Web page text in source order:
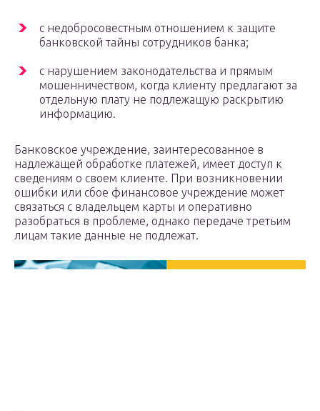
с недобросовестным отношением к защите
банковской тайны сотрудников банка;
с нарушением законодательства и прямым
мошенничеством, когда клиенту предлагают за
отдельную плату не подлежащую раскрытию
информацию.
Банковское учреждение, заинтересованное в
надлежащей обработке платежей, имеет доступ к
сведениям о своем клиенте. При возникновении
ошибки или сбое финансовое учреждение может
связаться с владельцем карты и оперативно
разобраться в проблеме, однако передаче третьим
лицам такие данные не подлежат.